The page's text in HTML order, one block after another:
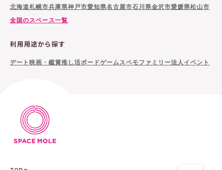
北海道札幌市兵庫県神戸市愛知県名古屋市石川県金沢市愛媛県松山市
全国のスペース一覧
利用用途から探す
デート 映画・鑑賞推し活ボードゲーム スペモファミリー法人イベント